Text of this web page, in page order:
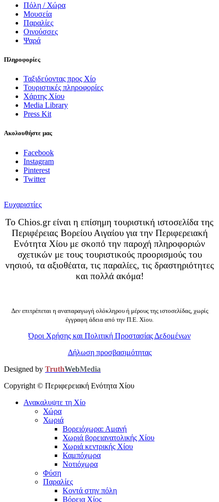
Πόλη / Χώρα
Μουσεία
Παραλίες
Οινούσσες
Ψαρά
Πληροφορίες
Ταξιδεύοντας προς Χίο
Τουριστικές πληροφορίες
Χάρτης Χίου
Media Library
Press Kit
Ακολουθήστε μας
Facebook
Instagram
Pinterest
Twitter
Ευχαριστίες
Το Chios.gr είναι η επίσημη τουριστική ιστοσελίδα της
Περιφέρειας Βορείου Αιγαίου για την Περιφερειακή
Ενότητα Χίου με σκοπό την παροχή πληροφοριών
σχετικών με τους τουριστικούς προορισμούς του
νησιού, τα αξιοθέατα, τις παραλίες, τις δραστηριότητες
και πολλά ακόμα!
Δεν επιτρέπεται η αναπαραγωγή ολόκληρου ή μέρους της ιστοσελίδας, χωρίς
έγγραφη άδεια από την Π.Ε. Χίου.
Όροι Χρήσης και Πολιτική Προστασίας Δεδομένων
Δήλωση προσβασιμότητας
Designed by TruthWebMedia
Copyright © Περιφερειακή Ενότητα Χίου
Ανακαλυψτε τη Χίο
Χώρα
Χωριά
Βορειόχωρα: Αμανή
Χωριά βορειανατολικής Χίου
Χωριά κεντρικής Χίου
Καμπόχωρα
Νοτιόχωρα
Φύση
Παραλίες
Κοντά στην πόλη
Βόρεια Χίος